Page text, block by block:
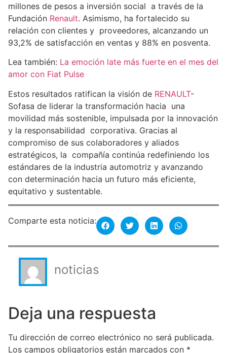
millones de pesos a inversión social a través de la
Fundación Renault. Asimismo, ha fortalecido su
relación con clientes y proveedores, alcanzando un
93,2% de satisfacción en ventas y 88% en posventa.
Lea también: La emoción late más fuerte en el mes del
amor con Fiat Pulse
Estos resultados ratifican la visión de RENAULT-
Sofasa de liderar la transformación hacia una
movilidad más sostenible, impulsada por la innovación
y la responsabilidad corporativa. Gracias al
compromiso de sus colaboradores y aliados
estratégicos, la compañía continúa redefiniendo los
estándares de la industria automotriz y avanzando
con determinación hacia un futuro más eficiente,
equitativo y sustentable.
Comparte esta noticia:
noticias
Deja una respuesta
Tu dirección de correo electrónico no será publicada.
Los campos obligatorios están marcados con *